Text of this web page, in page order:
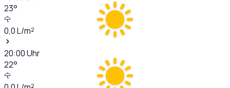
23°
0,0L/m²
20:00Uhr
22°